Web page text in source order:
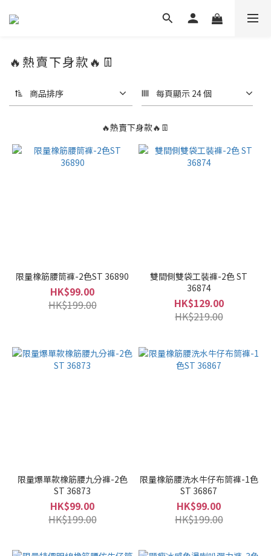
🔥熱賣下身款🔥👖
商品排序 每頁顯示 24 個
🔥熱賣下身款🔥👖
限量橡筋腰筒褲-2色ST 36890
HK$99.00
HK$199.00
雙間側雙袋工裝褲-2色 ST
36874
HK$129.00
HK$219.00
限量爆單款橡筋腰九分褲-2色
ST 36873
HK$99.00
HK$199.00
限量橡筋腰洗水牛仔布筒褲-1色
ST 36867
HK$99.00
HK$199.00